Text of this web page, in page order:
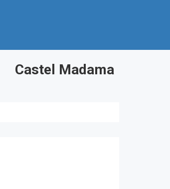
Castel Madama